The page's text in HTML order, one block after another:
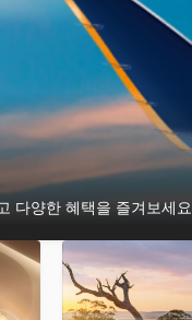
다양한 혜택을 즐겨보세요